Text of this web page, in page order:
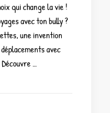
qui change la vie !
avec ton bully ?
une invention
avec
…